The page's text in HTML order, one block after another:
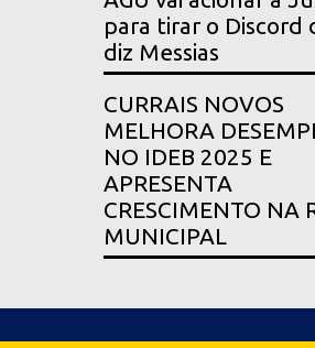
para tirar o Discord
diz Messias
CURRAIS NOVOS
MELHORA
NO IDEB 2025 E
APRESENTA
CRESCIMENTO NA
MUNICIPAL